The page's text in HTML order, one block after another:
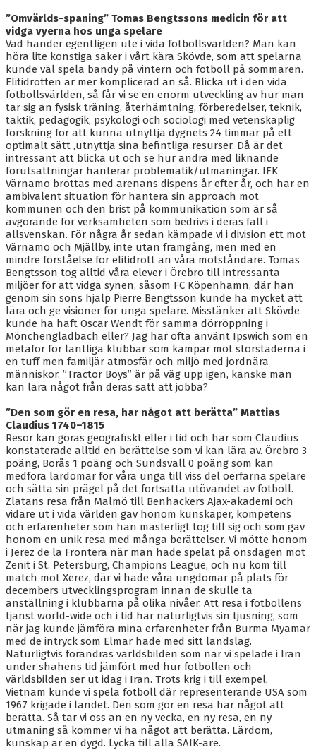
”Omvärlds-spaning” Tomas Bengtssons medicin för att
vidga vyerna hos unga spelare
Vad händer egentligen ute i vida fotbollsvärlden? Man kan
höra lite konstiga saker i vårt kära Skövde, som att spelarna
kunde väl spela bandy på vintern och fotboll på sommaren.
Elitidrotten är mer komplicerad än så. Blicka ut i den vida
fotbollsvärlden, så får vi se en enorm utveckling av hur man
tar sig an fysisk träning, återhämtning, förberedelser, teknik,
taktik, pedagogik, psykologi och sociologi med vetenskaplig
forskning för att kunna utnyttja dygnets 24 timmar på ett
optimalt sätt ,utnyttja sina befintliga resurser. Då är det
intressant att blicka ut och se hur andra med liknande
förutsättningar hanterar problematik/utmaningar. IFK
Värnamo brottas med arenans dispens år efter år, och har en
ambivalent situation för hantera sin approach mot
kommunen och den brist på kommunikation som är så
avgörande för verksamheten som bedrivs i deras fall i
allsvenskan. För några år sedan kämpade vi i division ett mot
Värnamo och Mjällby, inte utan framgång, men med en
mindre förståelse för elitidrott än våra motståndare. Tomas
Bengtsson tog alltid våra elever i Örebro till intressanta
miljöer för att vidga synen, såsom FC Köpenhamn, där han
genom sin sons hjälp Pierre Bengtsson kunde ha mycket att
lära och ge visioner för unga spelare. Misstänker att Skövde
kunde ha haft Oscar Wendt för samma dörröppning i
Mönchengladbach eller? Jag har ofta använt Ipswich som en
metafor för lantliga klubbar som kämpar mot storstäderna i
en tuff men familjär atmosfär och miljö med jordnära
människor. ”Tractor Boys” är på väg upp igen, kanske man
kan lära något från deras sätt att jobba?
”Den som gör en resa, har något att berätta” Mattias
Claudius 1740–1815
Resor kan göras geografiskt eller i tid och har som Claudius
konstaterade alltid en berättelse som vi kan lära av. Örebro 3
poäng, Borås 1 poäng och Sundsvall 0 poäng som kan
medföra lärdomar för våra unga till viss del oerfarna spelare
och sätta sin prägel på det fortsatta utövandet av fotboll.
Zlatans resa från Malmö till Benhackers Ajax-akademi och
vidare ut i vida världen gav honom kunskaper, kompetens
och erfarenheter som han mästerligt tog till sig och som gav
honom en unik resa med många berättelser. Vi mötte honom
i Jerez de la Frontera när man hade spelat på onsdagen mot
Zenit i St. Petersburg, Champions League, och nu kom till
match mot Xerez, där vi hade våra ungdomar på plats för
decembers utvecklingsprogram innan de skulle ta
anställning i klubbarna på olika nivåer. Att resa i fotbollens
tjänst world-wide och i tid har naturligtvis sin tjusning, som
när jag kunde jämföra mina erfarenheter från Burma Myamar
med de intryck som Elmar hade med sitt landslag.
Naturligtvis förändras världsbilden som när vi spelade i Iran
under shahens tid jämfört med hur fotbollen och
världsbilden ser ut idag i Iran. Trots krig i till exempel,
Vietnam kunde vi spela fotboll där representerande USA som
1967 krigade i landet. Den som gör en resa har något att
berätta. Så tar vi oss an en ny vecka, en ny resa, en ny
utmaning så kommer vi ha något att berätta. Lärdom,
kunskap är en dygd. Lycka till alla SAIK-are.